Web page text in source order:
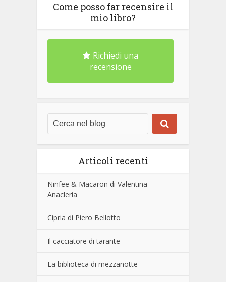
Come posso far recensire il
mio libro?
Richiedi una
recensione
Articoli recenti
Ninfee & Macaron di Valentina
Anacleria
Cipria di Piero Bellotto
Il cacciatore di tarante
La biblioteca di mezzanotte